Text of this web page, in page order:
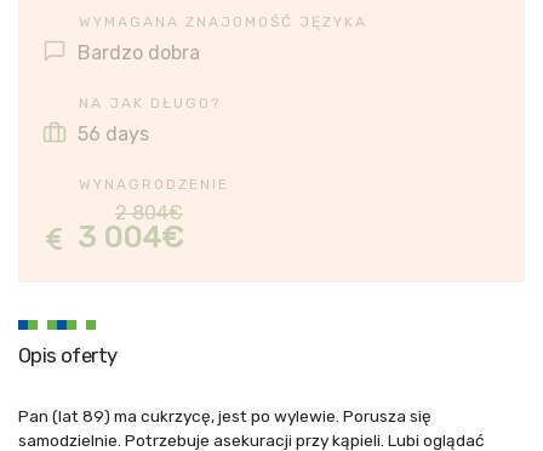
WYMAGANA ZNAJOMOŚĆ JĘZYKA
Bardzo dobra
NA JAK DŁUGO?
56 days
WYNAGRODZENIE
2 804€
3 004€
Opis oferty
Pan (lat 89) ma cukrzycę, jest po wylewie. Porusza się
samodzielnie. Potrzebuje asekuracji przy kąpieli. Lubi oglądać